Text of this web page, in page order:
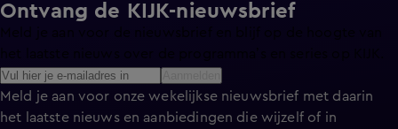
Ontvang de KIJK-nieuwsbrief
Meld je aan voor onze wekelijkse nieuwsbrief met daarin
het laatste nieuws en aanbiedingen die wijzelf of in